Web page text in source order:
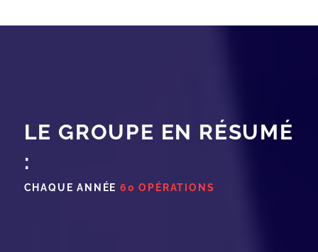
LE GROUPE EN RÉSUMÉ
:
CHAQUE ANNÉE 60 OPÉRATIONS